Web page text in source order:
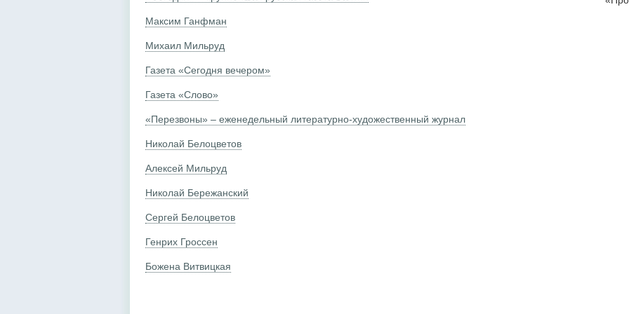
Максим Ганфман
Михаил Мильруд
Газета «Сегодня вечером»
Газета «Слово»
«Перезвоны» – еженедельный литературно-художественный журнал
Николай Белоцветов
Алексей Мильруд
Николай Бережанский
Сергей Белоцветов
Генрих Гроссен
Божена Витвицкая